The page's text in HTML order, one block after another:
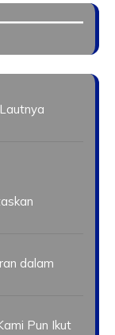
dalam
Pun Ikut